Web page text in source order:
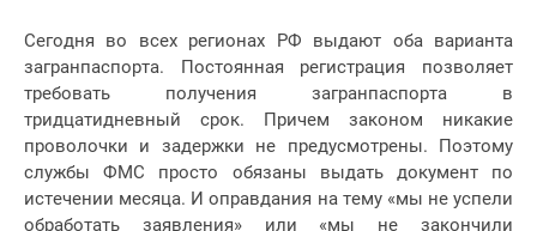
Сегодня во всех регионах РФ выдают оба варианта
загранпаспорта. Постоянная регистрация позволяет
требовать получения загранпаспорта в
тридцатидневный срок. Причем законом никакие
проволочки и задержки не предусмотрены. Поэтому
службы ФМС просто обязаны выдать документ по
истечении месяца. И оправдания на тему «мы не успели
обработать заявления» или «мы не закончили